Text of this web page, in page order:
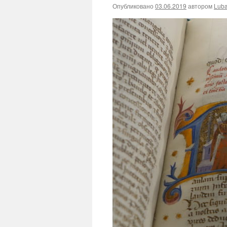
Опубликовано 03.06.2019 автором